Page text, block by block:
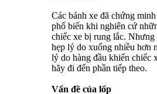
Các bánh xe đã chứng
phổ biến khi nghiên cứ
chiếc xe bị rung lắc. Nhưng
hẹp lý do xuống nhiều hơn
lý do hàng đầu khiến chiếc
hãy đi đến phần tiếp theo.
Vấn đề của lốp